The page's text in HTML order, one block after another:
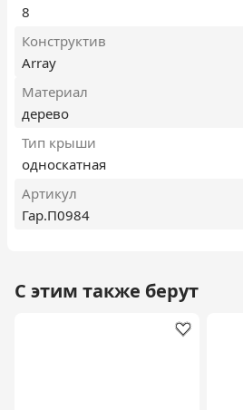
8
Конструктив
Array
Материал
дерево
Тип крыши
односкатная
Артикул
Гар.П0984
С этим также берут